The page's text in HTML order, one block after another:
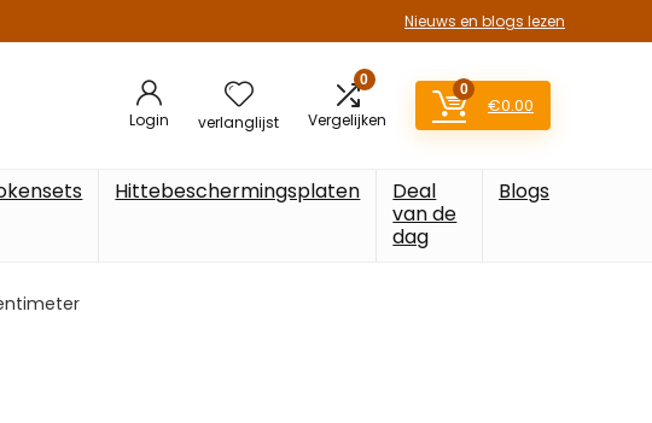
Nieuws en blogs lezen
Login verlanglijst
0
Vergelijken
0
€0.00
Hittebeschermingsplaten
Deal
van de
dag
Blogs